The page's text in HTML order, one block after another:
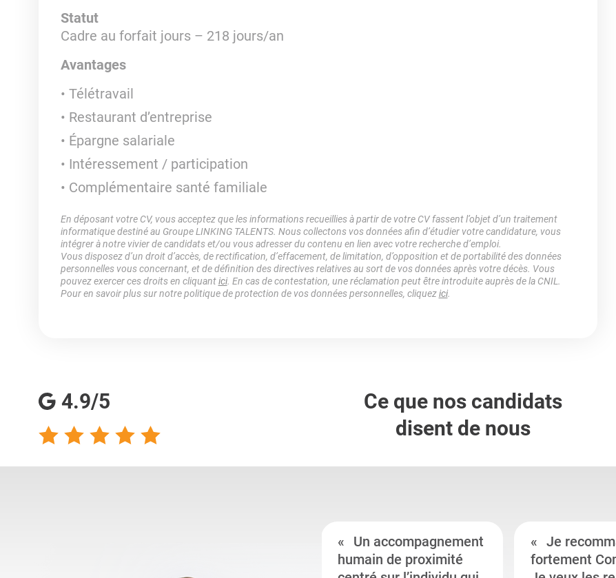
Statut
Cadre au forfait jours – 218 jours/an
Avantages
Télétravail
Restaurant d’entreprise
Épargne salariale
Intéressement / participation
Complémentaire santé familiale
En déposant votre CV, vous acceptez que les informations recueillies à partir de votre CV fassent l’objet d’un traitement
informatique destiné au Groupe LINKING TALENTS. Nous collectons vos données afin d’étudier votre candidature, vous
intégrer à notre vivier de candidats et/ou vous adresser du contenu en lien avec votre recherche d’emploi.
Vous disposez d’un droit d’accès, de rectification, d’effacement, de limitation, d’opposition et de portabilité des données
personnelles vous concernant, et de définition des directives relatives au sort de vos données après votre décès. Vous
pouvez exercer ces droits en cliquantici. En cas de contestation, une réclamation peut être introduite auprès de la CNIL.
Pour en savoir plus sur notre politique de protection de vos données personnelles, cliquezici.
4.9/5
Ce que nos candidats
disent de nous
Un accompagnement
humain de proximité
Je
fortement